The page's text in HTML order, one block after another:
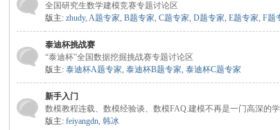
全国研究生数学建模竞赛专题讨论区
版主:zhudy,A题专家,B题专家,C题专家,D题专家,E题专家,F题
泰迪杯挑战赛
“泰迪杯”全国数据挖掘挑战赛专题讨论区
版主:泰迪杯A题专家,泰迪杯B题专家,泰迪杯C题专家
新手入门
数模教程连载、数模经验谈、数模FAQ.建模不再是一门高深的
版主:feiyangdn,韩冰